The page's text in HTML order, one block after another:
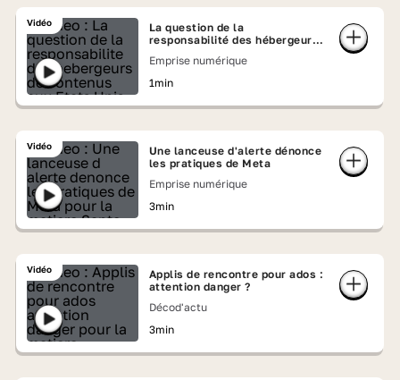
Vidéo
La question de la
responsabilité des hébergeurs
Emprise numérique
1min
Vidéo
Une lanceuse d'alerte dénonce
les pratiques de Meta
Emprise numérique
3min
Vidéo
Applis de rencontre pour ados :
attention danger ?
Décod'actu
3min